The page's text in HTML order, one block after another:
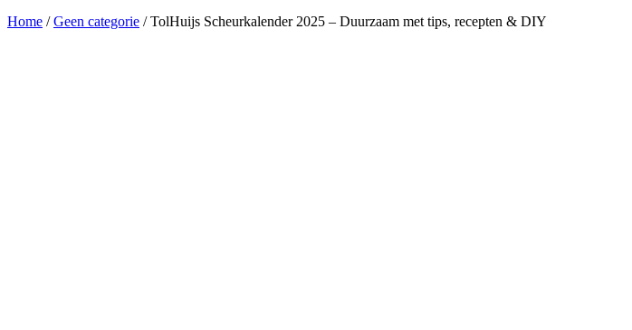
Home /Geen categorie / TolHuijs Scheurkalender 2025 – Duurzaam met tips, recepten & DIY